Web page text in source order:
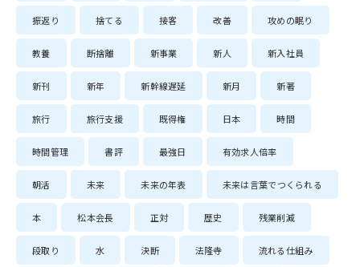
振返り 捨てる 接客 改善 攻めの眠り
教養 断捨離 新事業 新人 新入社員
新刊 新年 新幹線遅延 新月 新著
旅行 旅行支援 既得権 日本 時間
時間管理 書評 最強日 有効求人倍率
朝活 未来 未来の年表 未来は言葉でつくられる
本 松本会長 正対 歴史 残業削減
段取り 水 決断 法隆寺 流れる仕組み